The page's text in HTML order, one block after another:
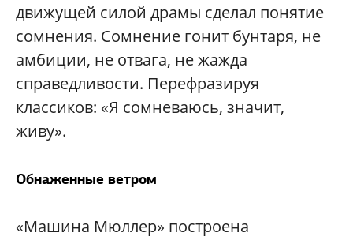
движущей силой драмы сделал понятие
сомнения. Сомнение гонит бунтаря, не
амбиции, не отвага, не жажда
справедливости. Перефразируя
классиков: «Я сомневаюсь, значит,
живу».
Обнаженные ветром
«Машина Мюллер» построена